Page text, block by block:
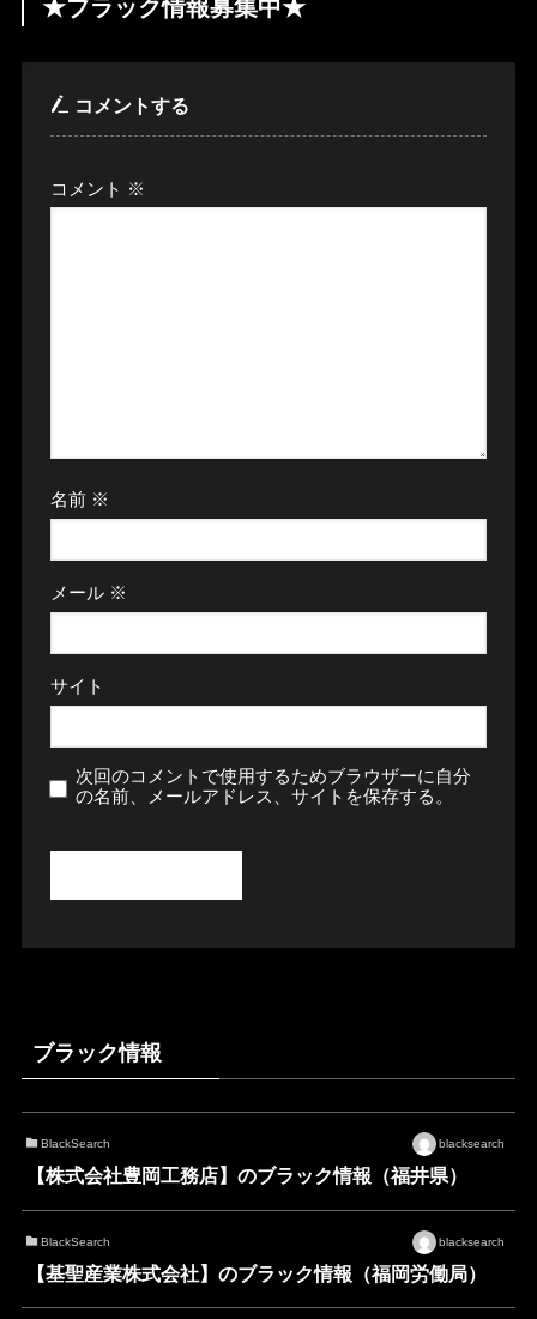
★ブラック情報募集中★
コメントする
コメント ※
名前 ※
メール ※
サイト
次回のコメントで使用するためブラウザーに自分
の名前、メールアドレス、サイトを保存する。
ブラック情報
BlackSearch blacksearch
【株式会社豊岡工務店】のブラック情報（福井県）
BlackSearch blacksearch
【基聖産業株式会社】のブラック情報（福岡労働局）